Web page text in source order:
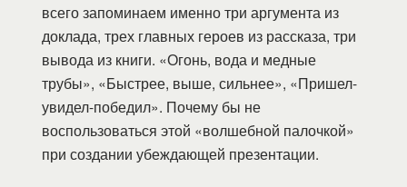
всего запоминаем именно три аргумента из
доклада, трех главных героев из рассказа, три
вывода из книги. «Огонь, вода и медные
трубы», «Быстрее, выше, сильнее», «Пришел-
увидел-победил». Почему бы не
воспользоваться этой «волшебной палочкой»
при создании убеждающей презентации.